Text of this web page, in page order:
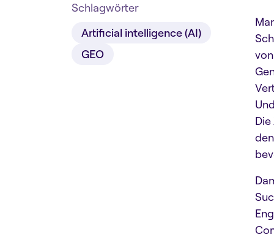
Schlagwörter
Artificial intelligence (AI)
GEO